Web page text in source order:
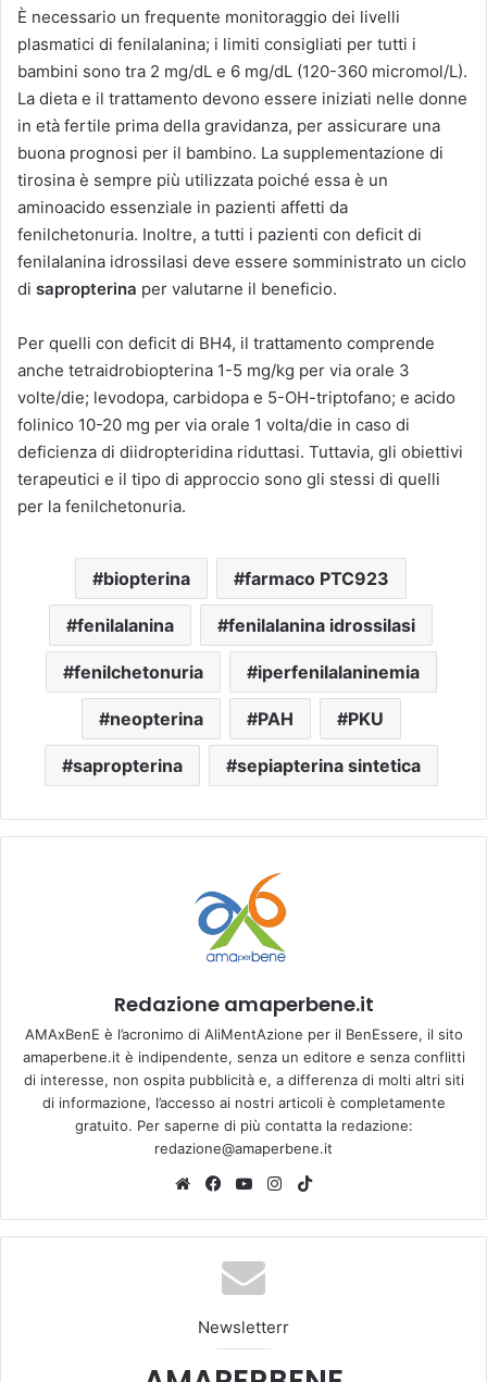
È necessario un frequente monitoraggio dei livelli
plasmatici di fenilalanina; i limiti consigliati per tutti i
bambini sono tra 2 mg/dL e 6 mg/dL (120-360 micromol/L).
La dieta e il trattamento devono essere iniziati nelle donne
in età fertile prima della gravidanza, per assicurare una
buona prognosi per il bambino. La supplementazione di
tirosina è sempre più utilizzata poiché essa è un
aminoacido essenziale in pazienti affetti da
fenilchetonuria. Inoltre, a tutti i pazienti con deficit di
fenilalanina idrossilasi deve essere somministrato un ciclo
di sapropterina per valutarne il beneficio.
Per quelli con deficit di BH4, il trattamento comprende
anche tetraidrobiopterina 1-5 mg/kg per via orale 3
volte/die; levodopa, carbidopa e 5-OH-triptofano; e acido
folinico 10-20 mg per via orale 1 volta/die in caso di
deficienza di diidropteridina riduttasi. Tuttavia, gli obiettivi
terapeutici e il tipo di approccio sono gli stessi di quelli
per la fenilchetonuria.
biopterina farmaco PTC923
fenilalanina fenilalanina idrossilasi
fenilchetonuria iperfenilalaninemia
neopterina PAH PKU
sapropterina sepiapterina sintetica
Redazione amaperbene.it
AMAxBenE è l’acronimo di AliMentAzione per il BenEssere, il sito
amaperbene.it è indipendente, senza un editore e senza conflitti
di interesse, non ospita pubblicità e, a differenza di molti altri siti
di informazione, l’accesso ai nostri articoli è completamente
gratuito. Per saperne di più contatta la redazione:
redazione@amaperbene.it
We
te
Fa
bo
ok
Yo
Tu
be
Ins
ra
k
Newsletterr